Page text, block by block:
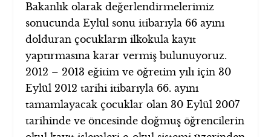
Bakanlık olarak değerlendirmelerimiz
sonucunda Eylül sonu itibarıyla 66 ayını
dolduran çocukların ilkokula kayıt
yaptırmasına karar vermiş bulunuyoruz.
2012 – 2013 eğitim ve öğretim yılı için 30
Eylül 2012 tarihi itibarıyla 66. ayını
tamamlayacak çocuklar olan 30 Eylül 2007
tarihinde ve öncesinde doğmuş öğrencilerin